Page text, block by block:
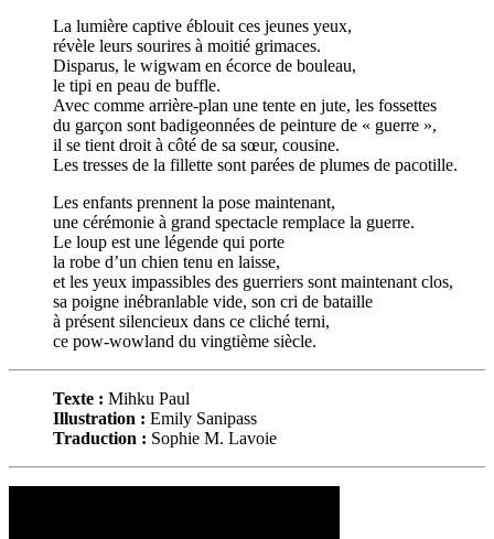
La lumière captive éblouit ces jeunes yeux,
révèle leurs sourires à moitié grimaces.
Disparus, le wigwam en écorce de bouleau,
le tipi en peau de buffle.
Avec comme arrière-plan une tente en jute, les fossettes
du garçon sont badigeonnées de peinture de « guerre »,
il se tient droit à côté de sa sœur, cousine.
Les tresses de la fillette sont parées de plumes de pacotille.
Les enfants prennent la pose maintenant,
une cérémonie à grand spectacle remplace la guerre.
Le loup est une légende qui porte
la robe d’un chien tenu en laisse,
et les yeux impassibles des guerriers sont maintenant clos,
sa poigne inébranlable vide, son cri de bataille
à présent silencieux dans ce cliché terni,
ce pow-wowland du vingtième siècle.
Texte : Mihku Paul
Illustration : Emily Sanipass
Traduction : Sophie M. Lavoie